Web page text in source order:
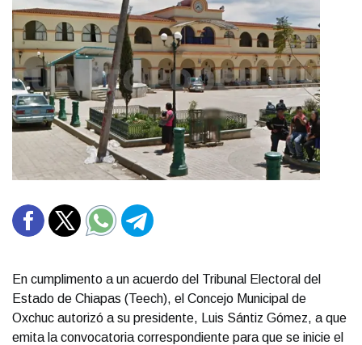
En cumplimento a un acuerdo del Tribunal Electoral del
Estado de Chiapas (Teech), el Concejo Municipal de
Oxchuc autorizó a su presidente, Luis Sántiz Gómez, a que
emita la convocatoria correspondiente para que se inicie el